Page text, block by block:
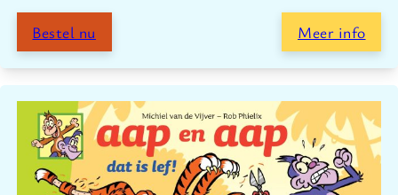
Bestel nu Meer info